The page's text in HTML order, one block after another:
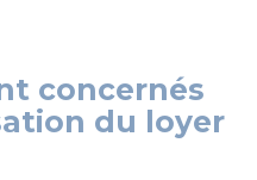
concernés
du loyer